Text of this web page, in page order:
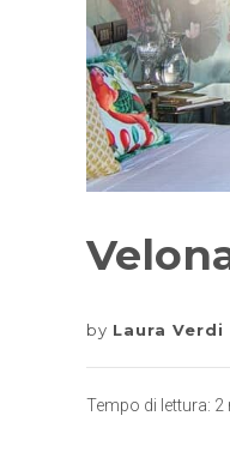
by Laura Verdi
Tempo di lettura: 2